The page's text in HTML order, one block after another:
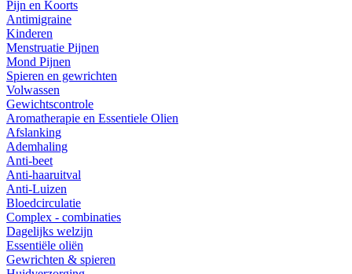
Pijn en Koorts
Antimigraine
Kinderen
Menstruatie Pijnen
Mond Pijnen
Spieren en gewrichten
Volwassen
Gewichtscontrole
Aromatherapie en Essentiele Olien
Afslanking
Ademhaling
Anti-beet
Anti-haaruitval
Anti-Luizen
Bloedcirculatie
Complex - combinaties
Dagelijks welzijn
Essentiële oliën
Gewrichten & spieren